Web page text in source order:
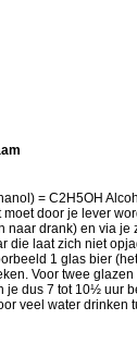
= C2H5OH
door je lever
naar drank) en via
die laat zich niet
1 glas bier
Voor twee
dus 7 tot 10½ uur
veel water drinken